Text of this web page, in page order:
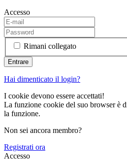
Accesso
Rimani collegato
Hai dimenticato il login?
I cookie devono essere accettati!
La funzione cookie del suo browser è
la funzione.
Non sei ancora membro?
Registrati ora
Accesso